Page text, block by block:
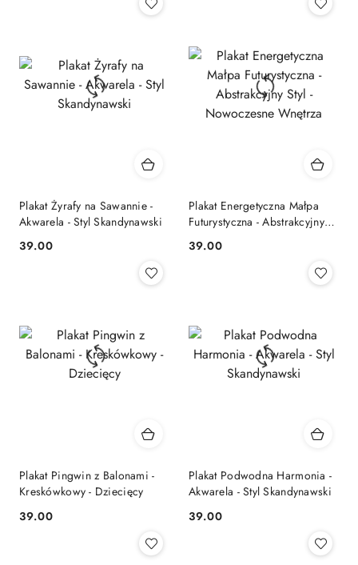
Plakat Żyrafy na Sawannie -
Akwarela - Styl Skandynawski
Cena:
39.00
Plakat Energetyczna Małpa
Futurystyczna - Abstrakcyjny
Cena:
39.00
Plakat Pingwin z Balonami -
Kreskówkowy - Dziecięcy
Cena:
39.00
Plakat Podwodna Harmonia -
Akwarela - Styl Skandynawski
Cena:
39.00